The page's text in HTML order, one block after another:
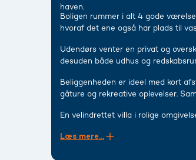
haven.
Boligen rummer i alt 4 gode
hvoraf det ene også har plads til
Udendørs venter en privat og
desuden både udhus og
Beliggenheden er ideel med kort
gåture og rekreative oplevelser.
En velindrettet villa i rolige
Læs mere...